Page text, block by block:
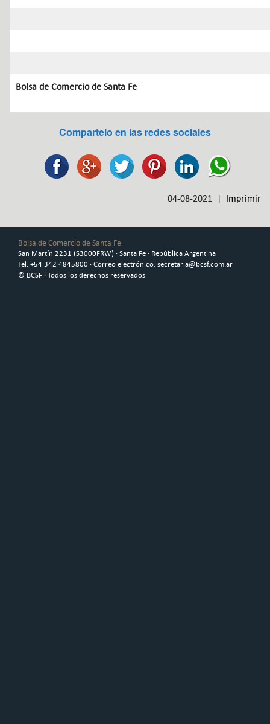
Bolsa de Comercio de Santa Fe
Compartelo en las redes sociales
04-08-2021 | Imprimir
Bolsa de Comercio de Santa Fe
San Martín 2231 (S3000FRW) · Santa Fe · República Argentina
Tel. +54 342 4845800 · Correo electrónico: secretaria@bcsf.com.ar
© BCSF · Todos los derechos reservados